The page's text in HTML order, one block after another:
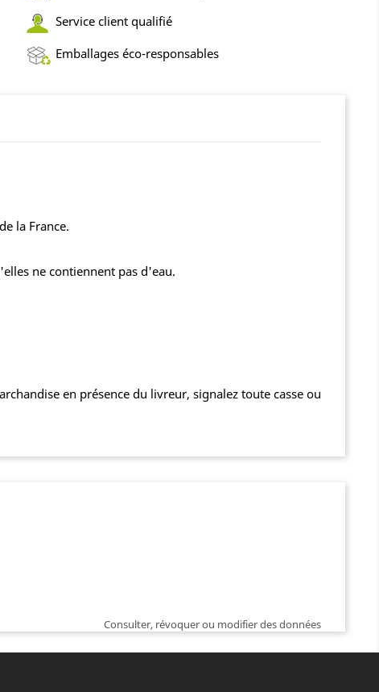
Service client qualifié
Emballages éco-responsables
la France.
ne contiennent pas d'eau.
en présence du livreur, signalez toute casse ou
Consulter, révoquer ou modifier des données